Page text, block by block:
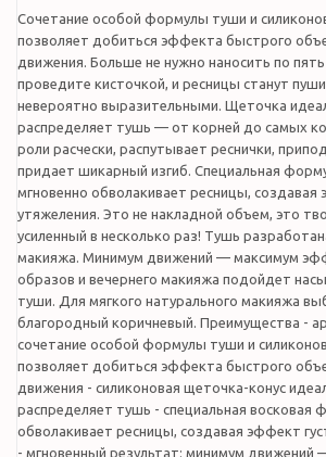
Сочетание особой формулы туши и
позволяет добиться эффекта быстрого
движения. Больше не нужно наносить по
проведите кисточкой, и ресницы станут
невероятно выразительными. Щеточка
распределяет тушь — от корней до самых
роли расчески, распутывает реснички,
придает шикарный изгиб. Специальная
мгновенно обволакивает ресницы, создавая
утяжеления. Это не накладной объем, это
усиленный в несколько раз! Тушь
макияжа. Минимум движений — максимум
образов и вечернего макияжа подойдет
туши. Для мягкого натурального макияжа
благородный коричневый. Преимущества -
сочетание особой формулы туши и
позволяет добиться эффекта быстрого
движения - силиконовая щеточка-конус
распределяет тушь - специальная восковая
обволакивает ресницы, создавая эффект
- мгновенный результат: минимум